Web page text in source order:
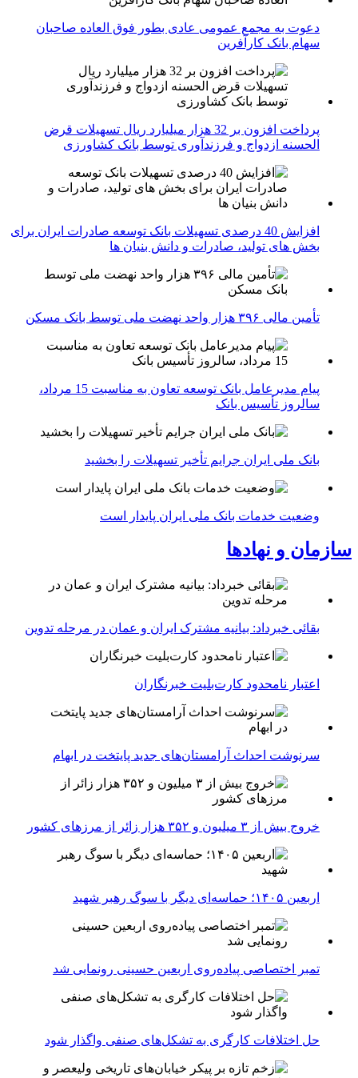
دعوت به مجمع عمومی عادی بطور فوق العاده صاحبان
سهام بانک کارآفرین
پرداخت افزون بر 32 هزار میلیارد ریال تسهیلات قرض
الحسنه ازدواج و فرزندآوری توسط بانک کشاورزی
افزایش 40 درصدی تسهیلات بانک توسعه صادرات ایران برای
بخش های تولید، صادرات و دانش بنیان ها
تأمین مالی ۳۹۶ هزار واحد نهضت ملی توسط بانک مسکن
پیام مدیرعامل بانک توسعه تعاون به مناسبت 15 مرداد،
سالروز تأسیس بانک
بانک ملی ایران جرایم تأخیر تسهیلات را بخشید
وضعیت خدمات بانک ملی ایران پایدار است
سازمان و نهادها
بقائی خبرداد: بیانیه مشترک ایران و عمان در مرحله تدوین
اعتبار نامحدود کارت‌بلیت خبرنگاران
سرنوشت احداث آرامستان‌های جدید پایتخت در ابهام
خروج بیش از ۳ میلیون و ۳۵۲ هزار زائر از مرزهای کشور
اربعین ۱۴۰۵؛ حماسه‌ای دیگر با سوگ رهبر شهید
تمبر اختصاصی پیاده‌روی اربعین حسینی رونمایی شد
حل اختلافات کارگری به تشکل‌های صنفی واگذار شود